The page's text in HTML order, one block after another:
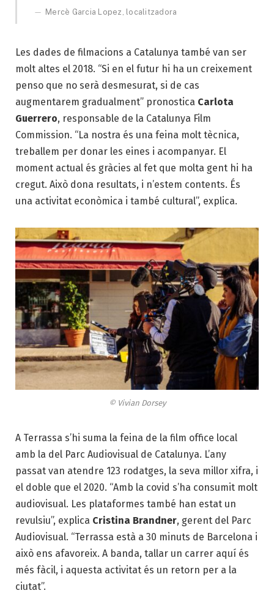
Mercè Garcia Lopez, localitzadora
Les dades de filmacions a Catalunya també van ser
molt altes el 2018. “Si en el futur hi ha un creixement
penso que no serà desmesurat, si de cas
augmentarem gradualment” pronostica Carlota
Guerrero, responsable de la Catalunya Film
Commission. “La nostra és una feina molt tècnica,
treballem per donar les eines i acompanyar. El
moment actual és gràcies al fet que molta gent hi ha
cregut. Això dona resultats, i n’estem contents. És
una activitat econòmica i també cultural”, explica.
© Vivian Dorsey
A Terrassa s’hi suma la feina de la film office local
amb la del Parc Audiovisual de Catalunya. L’any
passat van atendre 123 rodatges, la seva millor xifra, i
el doble que el 2020. “Amb la covid s’ha consumit molt
audiovisual. Les plataformes també han estat un
revulsiu”, explica Cristina Brandner, gerent del Parc
Audiovisual. “Terrassa està a 30 minuts de Barcelona i
això ens afavoreix. A banda, tallar un carrer aquí és
més fàcil, i aquesta activitat és un retorn per a la
ciutat”.